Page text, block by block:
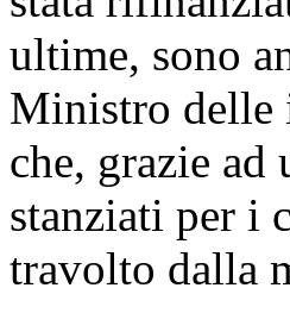
ultime, sono
Ministro delle
che, grazie ad
stanziati per i
travolto dalla